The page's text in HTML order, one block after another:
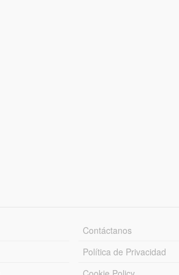
Contáctanos
Política de Privacidad